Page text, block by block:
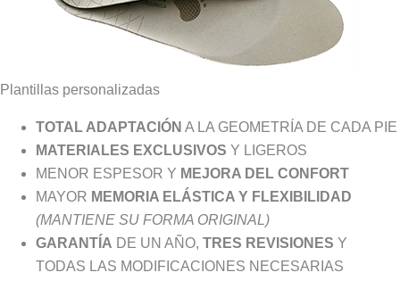
Plantillas personalizadas
TOTAL ADAPTACIÓN A LA GEOMETRÍA DE CADA PIE
MATERIALES EXCLUSIVOS Y LIGEROS
MENOR ESPESOR Y MEJORA DEL CONFORT
MAYOR MEMORIA ELÁSTICA Y FLEXIBILIDAD
(MANTIENE SU FORMA ORIGINAL)
GARANTÍA DE UN AÑO, TRES REVISIONES Y
TODAS LAS MODIFICACIONES NECESARIAS